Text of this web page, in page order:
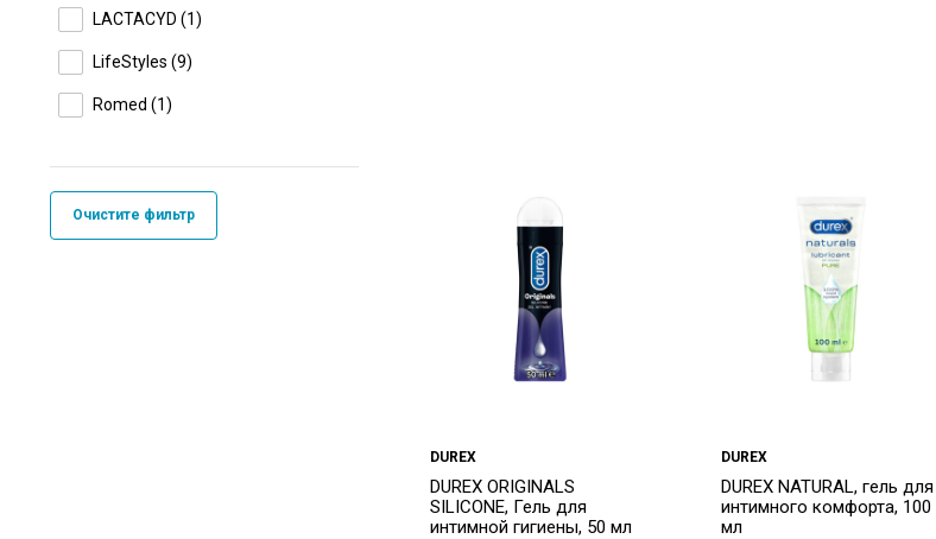
LACTACYD (1)
LifeStyles (9)
Romed (1)
Очистите фильтр
DUREX
DUREX ORIGINALS
SILICONE, Гель для
интимной гигиены, 50 мл
DUREX
DUREX NATURAL, гель для
интимного комфорта, 100
мл